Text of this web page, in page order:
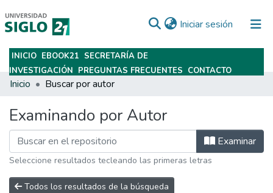
Iniciar sesión (current)
Subir
INICIO EBOOK21 SECRETARÍA DE
INVESTIGACIÓN PREGUNTAS FRECUENTES CONTACTO
Inicio Buscar por autor
Examinando por Autor
Examinar
Seleccione resultados tecleando las primeras letras
Todos los resultados de la búsqueda